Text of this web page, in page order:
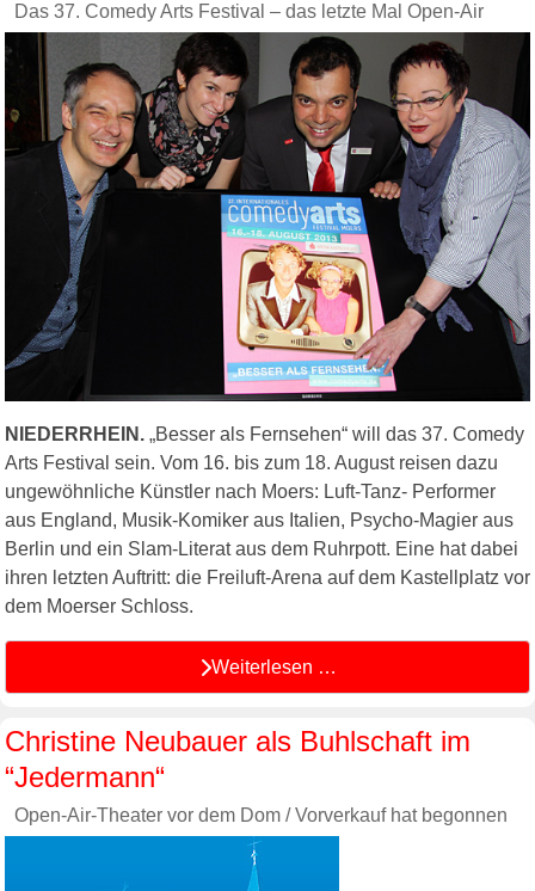
Das 37. Comedy Arts Festival – das letzte Mal Open-Air
NIEDERRHEIN. „Besser als Fernsehen“ will das 37. Comedy
Arts Festival sein. Vom 16. bis zum 18. August reisen dazu
ungewöhnliche Künstler nach Moers: Luft-Tanz- Performer
aus England, Musik-Komiker aus Italien, Psycho-Magier aus
Berlin und ein Slam-Literat aus dem Ruhrpott. Eine hat dabei
ihren letzten Auftritt: die Freiluft-Arena auf dem Kastellplatz vor
dem Moerser Schloss.
Weiterlesen …
Christine Neubauer als Buhlschaft im
“Jedermann“
Open-Air-Theater vor dem Dom / Vorverkauf hat begonnen